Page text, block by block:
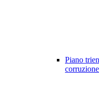
Piano